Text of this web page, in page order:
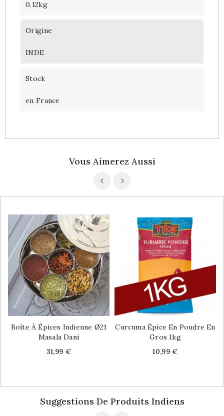
0.12kg
Origine
INDE
Stock
en France
Vous Aimerez Aussi
Boîte À Épices Indienne Ø21
Masala Dani
Price
31,99 €
Curcuma Épice En Poudre En
Gros 1kg
Price
10,99 €
Suggestions De Produits Indiens